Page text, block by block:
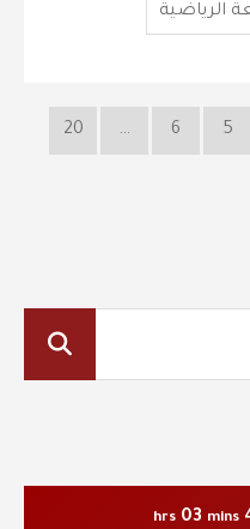
الرياضية
5
6
…
20
hrs 03 mins